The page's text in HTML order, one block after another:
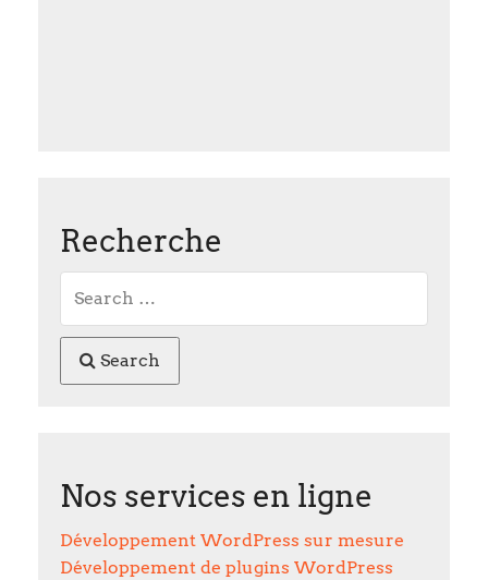
Recherche
Search
Nos services en ligne
Développement WordPress sur mesure
Développement de plugins WordPress